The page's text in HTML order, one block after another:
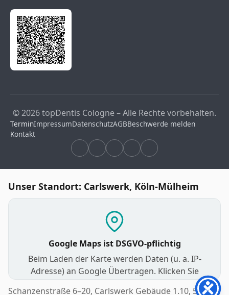
© 2026 topDentis Cologne – Alle Rechte vorbehalten.
TerminImpressumDatenschutzAGBBeschwerde melden
Kontakt
Unser Standort: Carlswerk, Köln-Mülheim
Google Maps ist DSGVO-pflichtig
Beim Laden der Karte werden Daten (u. a. IP-
Adresse) an Google Übertragen. Klicken Sie
unten, um zuzustimmen und die interaktive
Schanzenstraße 6–20, Carlswerk Gebäude 1.10, 51063